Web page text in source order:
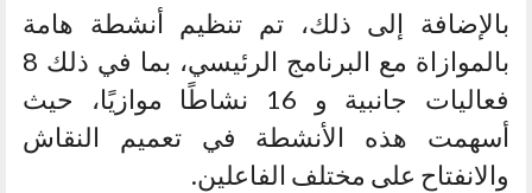
بالإضافة إلى ذلك، تم تنظيم أنشطة هامة
بالموازاة مع البرنامج الرئيسي، بما في ذلك 8
فعاليات جانبية و 16 نشاطًا موازيًا، حيث
أسهمت هذه الأنشطة في تعميم النقاش
والانفتاح على مختلف الفاعلين.